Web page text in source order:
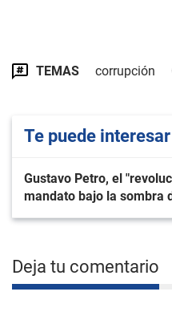
TEMAS corrupción
Te puede interesar
Gustavo Petro, el
mandato bajo la sombra
Deja tu comentario